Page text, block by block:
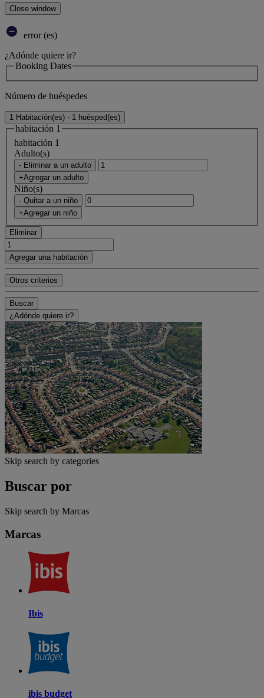
Close window
error (es)
¿Adónde quiere ir?
Booking Dates
Número de huéspedes
1 Habitación(es) - 1 huésped(es)
habitación 1
habitación 1
Adulto(s)
- Eliminar a un adulto
+Agregar un adulto
Niño(s)
- Quitar a un niño
+Agregar un niño
Eliminar
Agregar una habitación
Otros criterios
Buscar
¿Adónde quiere ir?
Skip search by categories
Buscar por
Skip search by Marcas
Marcas
Ibis
ibis budget